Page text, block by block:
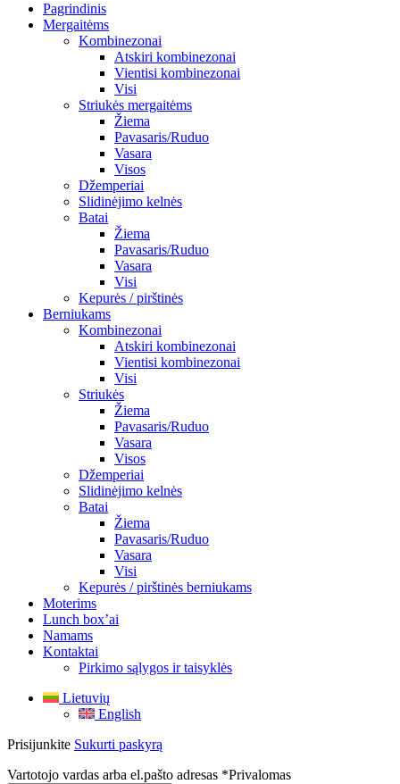
Pagrindinis
Mergaitėms
Kombinezonai
Atskiri kombinezonai
Vientisi kombinezonai
Visi
Striukės mergaitėms
Žiema
Pavasaris/Ruduo
Vasara
Visos
Džemperiai
Slidinėjimo kelnės
Batai
Žiema
Pavasaris/Ruduo
Vasara
Visi
Kepurės / pirštinės
Berniukams
Kombinezonai
Atskiri kombinezonai
Vientisi kombinezonai
Visi
Striukės
Žiema
Pavasaris/Ruduo
Vasara
Visos
Džemperiai
Slidinėjimo kelnės
Batai
Žiema
Pavasaris/Ruduo
Vasara
Visi
Kepurės / pirštinės berniukams
Moterims
Lunch box’ai
Namams
Kontaktai
Pirkimo sąlygos ir taisyklės
Lietuvių
English
Prisijunkite Sukurti paskyrą
Vartotojo vardas arba el.pašto adresas *Privalomas